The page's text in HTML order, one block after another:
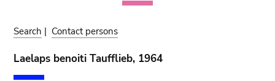
Search | Contact persons
Laelaps benoiti Taufflieb, 1964